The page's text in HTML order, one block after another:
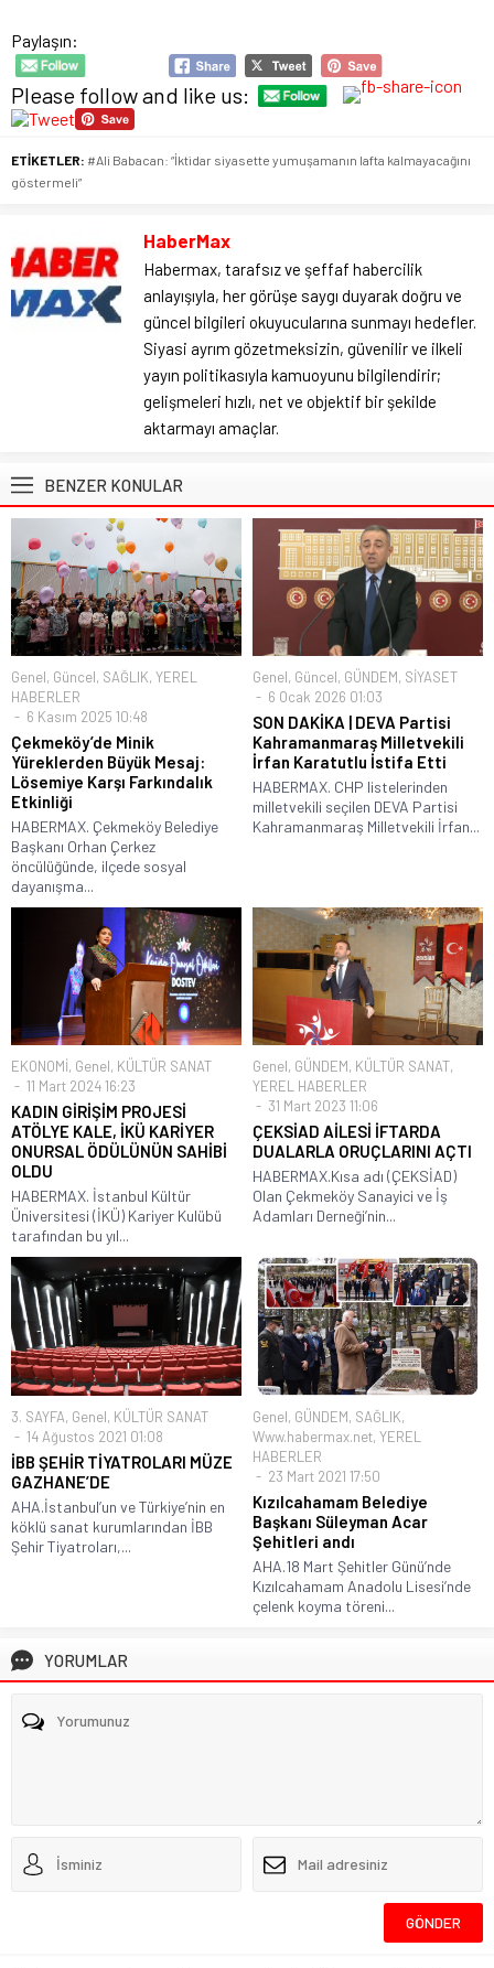
Paylaşın:
Please follow and like us:
ETİKETLER: #Ali Babacan: “İktidar siyasette yumuşamanın lafta kalmayacağını
göstermeli”
HaberMax
Habermax, tarafsız ve şeffaf habercilik
anlayışıyla, her görüşe saygı duyarak doğru ve
güncel bilgileri okuyucularına sunmayı hedefler.
Siyasi ayrım gözetmeksizin, güvenilir ve ilkeli
yayın politikasıyla kamuoyunu bilgilendirir;
gelişmeleri hızlı, net ve objektif bir şekilde
aktarmayı amaçlar.
BENZER KONULAR
Genel, Güncel, SAĞLIK, YEREL
HABERLER
6 Kasım 2025 10:48
Çekmeköy’de Minik
Yüreklerden Büyük Mesaj:
Lösemiye Karşı Farkındalık
Etkinliği
HABERMAX. Çekmeköy Belediye
Başkanı Orhan Çerkez
öncülüğünde, ilçede sosyal
dayanışma...
Genel, Güncel, GÜNDEM, SİYASET
6 Ocak 2026 01:03
SON DAKİKA | DEVA Partisi
Kahramanmaraş Milletvekili
İrfan Karatutlu İstifa Etti
HABERMAX. CHP listelerinden
milletvekili seçilen DEVA Partisi
Kahramanmaraş Milletvekili İrfan...
EKONOMİ, Genel, KÜLTÜR SANAT
11 Mart 2024 16:23
KADIN GİRİŞİM PROJESİ
ATÖLYE KALE, İKÜ KARİYER
ONURSAL ÖDÜLÜNÜN SAHİBİ
OLDU
HABERMAX. İstanbul Kültür
Üniversitesi (İKÜ) Kariyer Kulübü
tarafından bu yıl...
Genel, GÜNDEM, KÜLTÜR SANAT,
YEREL HABERLER
31 Mart 2023 11:06
ÇEKSİAD AİLESİ İFTARDA
DUALARLA ORUÇLARINI AÇTI
HABERMAX.Kısa adı (ÇEKSİAD)
Olan Çekmeköy Sanayici ve İş
Adamları Derneği’nin...
3. SAYFA, Genel, KÜLTÜR SANAT
14 Ağustos 2021 01:08
İBB ŞEHİR TİYATROLARI MÜZE
GAZHANE’DE
AHA.İstanbul’un ve Türkiye’nin en
köklü sanat kurumlarından İBB
Şehir Tiyatroları,...
Genel, GÜNDEM, SAĞLIK,
Www.habermax.net, YEREL
HABERLER
23 Mart 2021 17:50
Kızılcahamam Belediye
Başkanı Süleyman Acar
Şehitleri andı
AHA.18 Mart Şehitler Günü’nde
Kızılcahamam Anadolu Lisesi’nde
çelenk koyma töreni...
YORUMLAR